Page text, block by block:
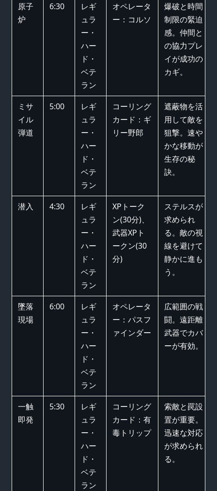
原子
炉
6:30
レギ
ュラ
ー・
ハー
ド・
ベテ
ラン
オペレータ
ー：コルソ
爆破と時間
制限の緊迫
感。仲間と
の協力プレ
イが成功の
カギ。
ミサ
イル
弾道
5:00
レギ
ュラ
ー・
ハー
ド・
ベテ
ラン
コーリング
カード：ギ
リー野郎
遮蔽物を活
用して敵を
狙撃。速や
かな移動が
生存の秘
訣。
潜入 4:30
レギ
ュラ
ー・
ハー
ド・
ベテ
ラン
XPトーク
ン(30分)、
武器XPト
ークン(30
分)
ステルスが
求められ
る。敵の視
線を避けて
静かに進も
う。
墜落
現場
6:00
レギ
ュラ
ー・
ハー
ド・
ベテ
ラン
オペレータ
ー：パスフ
ァインダー
広範囲の戦
闘。遠距離
武器でカバ
ーが有効。
一触
即発
5:30
レギ
ュラ
ー・
ハー
ド・
ベテ
ラン
コーリング
カード：有
毒トリップ
索敵と罠設
置が重要。
迅速な対応
が求められ
る。